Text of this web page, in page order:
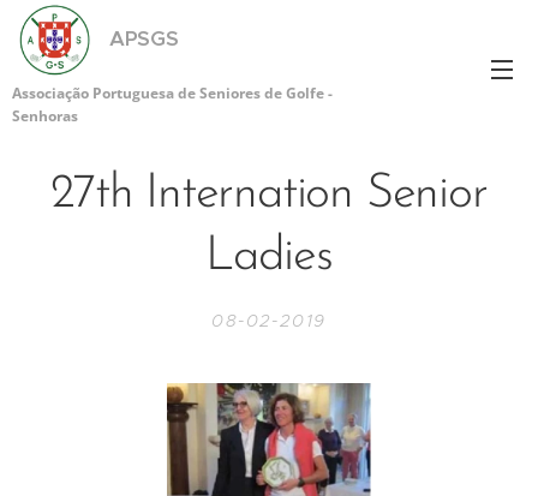
APSGS
Associação Portuguesa de Seniores de Golfe -
Senhoras
27th Internation Senior
Ladies
08-02-2019